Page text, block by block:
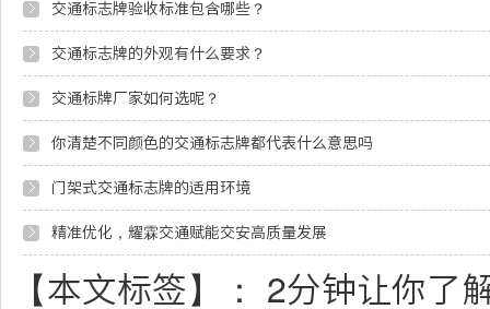
交通标志牌验收标准包含哪些？
交通标志牌的外观有什么要求？
交通标牌厂家如何选呢？
你清楚不同颜色的交通标志牌都代表什么意思吗
门架式交通标志牌的适用环境
精准优化，耀霖交通赋能交安高质量发展
【本文标签】： 2分钟让你了